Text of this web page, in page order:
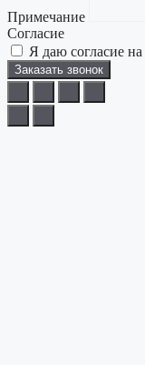
Примечание
Согласие
Я даю согласие на
Заказать звонок